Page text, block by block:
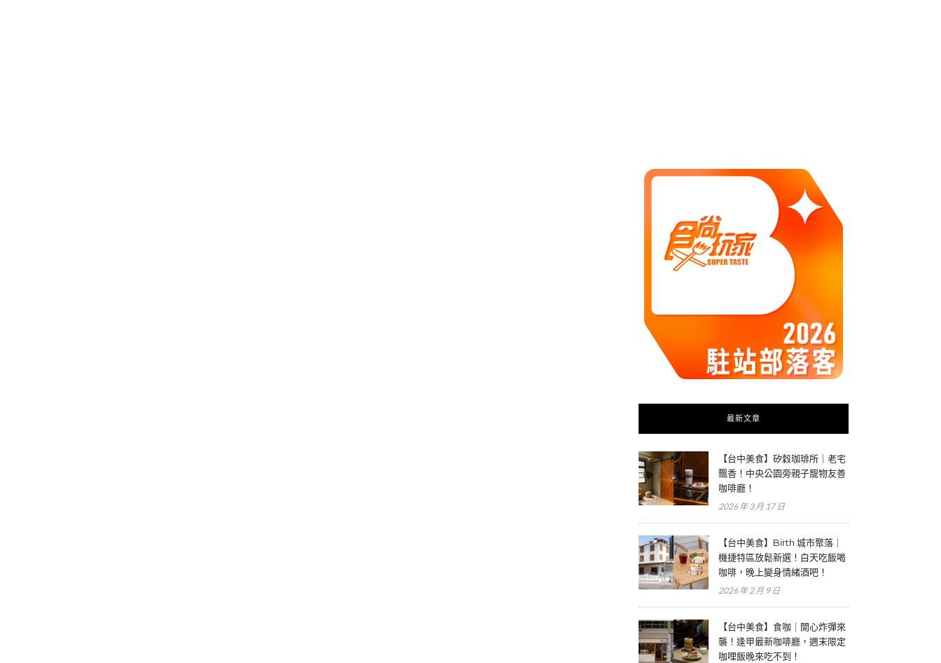
最新文章
【台中美食】矽穀珈琲所｜老宅
飄香！中央公園旁親子寵物友善
咖啡廳！
2026 年 3 月 17 日
【台中美食】Birth 城市聚落｜
機捷特區放鬆新選！白天吃飯喝
咖啡，晚上變身情緒酒吧！
2026 年 2 月 9 日
【台中美食】食咖｜開心炸彈來
襲！逢甲最新咖啡廳，週末限定
咖哩飯晚來吃不到！